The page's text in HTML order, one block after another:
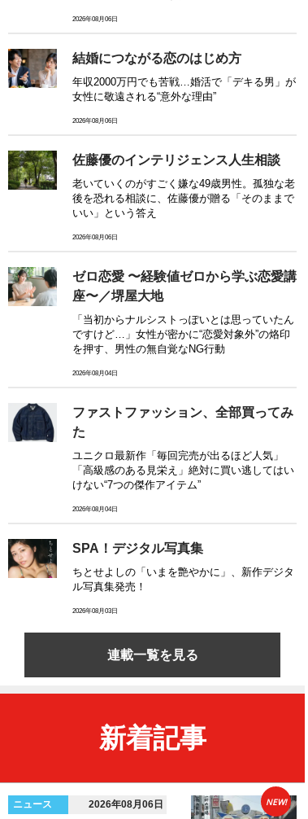
2026年08月06日
結婚につながる恋のはじめ方
年収2000万円でも苦戦…婚活で「デキる男」が
女性に敬遠される“意外な理由”
2026年08月06日
佐藤優のインテリジェンス人生相談
老いていくのがすごく嫌な49歳男性。孤独な老
後を恐れる相談に、佐藤優が贈る「そのままで
いい」という答え
2026年08月06日
ゼロ恋愛 〜経験値ゼロから学ぶ恋愛講
座〜／堺屋大地
「当初からナルシストっぽいとは思っていたん
ですけど…」女性が密かに“恋愛対象外”の烙印
を押す、男性の無自覚なNG行動
2026年08月04日
ファストファッション、全部買ってみ
た
ユニクロ最新作「毎回完売が出るほど人気」
「高級感のある見栄え」絶対に買い逃してはい
けない“7つの傑作アイテム”
2026年08月04日
SPA！デジタル写真集
ちとせよしの「いまを艶やかに」、新作デジタ
ル写真集発売！
2026年08月03日
連載一覧を見る
新着記事
ニュース 2026年08月06日 NEW!